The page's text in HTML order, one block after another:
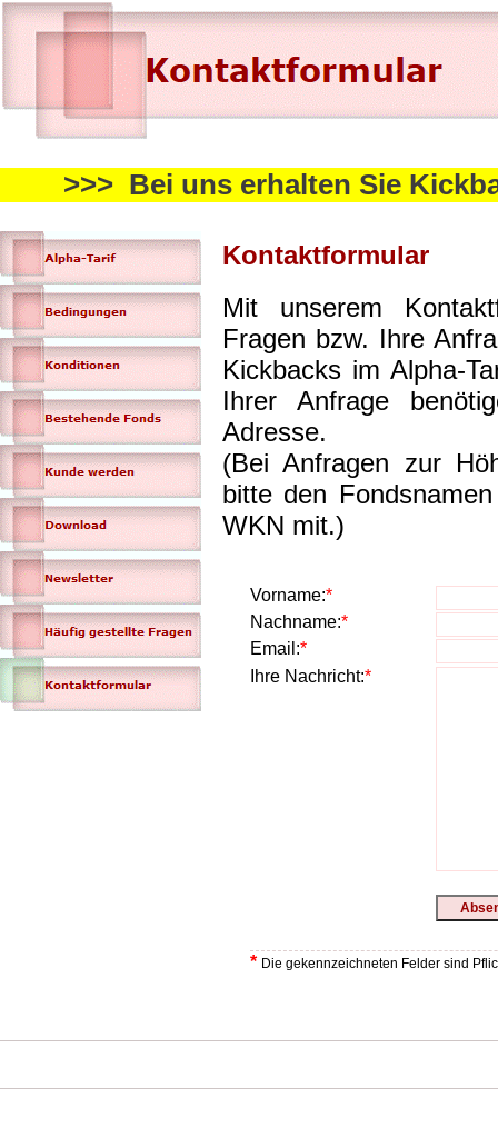
>>> Bei uns erhalten Sie
Kontaktformular
Mit unserem
Fragen bzw. Ihre
Kickbacks im Alpha-
Ihrer Anfrage
Adresse.
(Bei Anfragen zur
bitte den
WKN mit.)
Vorname:*
Nachname:*
Email:*
Ihre Nachricht:*
* Die gekennzeichneten Felder sind